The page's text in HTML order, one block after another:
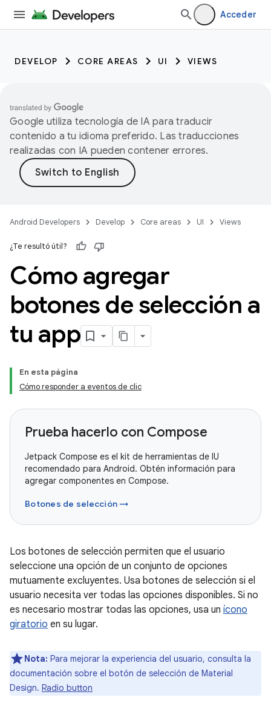
Acceder
DEVELOP CORE AREAS UI VIEWS
Google utiliza tecnología de IA para traducir
contenido a tu idioma preferido. Las traducciones
realizadas con IA pueden contener errores.
Android Developers Develop Core areas UI Views
¿Te resultó útil?
Cómo agregar
botones de selección a
tu app
En esta página
Cómo responder a eventos de clic
Prueba hacerlo con Compose
Jetpack Compose es el kit de herramientas de IU
recomendado para Android. Obtén información para
agregar componentes en Compose.
Botones de selección →
Los botones de selección permiten que el usuario
seleccione una opción de un conjunto de opciones
mutuamente excluyentes. Usa botones de selección si el
usuario necesita ver todas las opciones disponibles. Si no
es necesario mostrar todas las opciones, usa un ícono
giratorio en su lugar.
Nota: Para mejorar la experiencia del usuario, consulta la
documentación sobre el botón de selección de Material
Design. Radio button